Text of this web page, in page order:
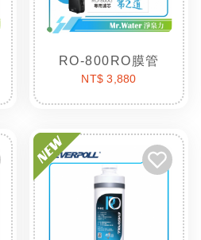
RO-800RO膜管
NT$ 3,880